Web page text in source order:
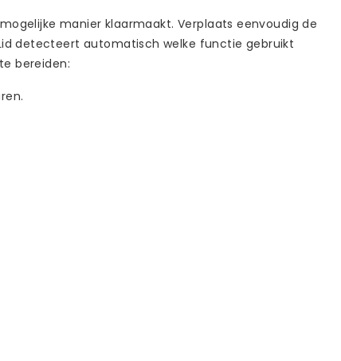
manier klaarmaakt. Verplaats eenvoudig de
detecteert automatisch welke functie gebruikt
bereiden: